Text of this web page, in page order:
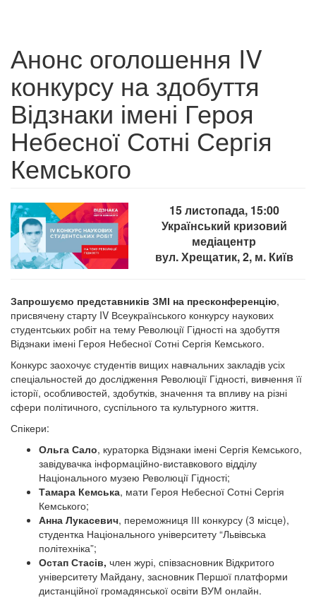
Анонс оголошення IV
конкурсу на здобуття
Відзнаки імені Героя
Небесної Сотні Сергія
Кемського
15 листопада, 15:00
Український кризовий
медіацентр
вул. Хрещатик, 2, м. Київ
Запрошуємо представників ЗМІ на пресконференцію,
присвячену старту IV Всеукраїнського конкурсу наукових
студентських робіт на тему Революції Гідності на здобуття
Відзнаки імені Героя Небесної Сотні Сергія Кемського.
Конкурс заохочує студентів вищих навчальних закладів усіх
спеціальностей до дослідження Революції Гідності, вивчення її
історії, особливостей, здобутків, значення та впливу на різні
сфери політичного, суспільного та культурного життя.
Спікери:
Ольга Сало, кураторка Відзнаки імені Сергія Кемського,
завідувачка інформаційно-виставкового відділу
Національного музею Революції Гідності;
Тамара Кемська, мати Героя Небесної Сотні Сергія
Кемського;
Анна Лукасевич, переможниця ІІІ конкурсу (3 місце),
студентка Національного університету “Львівська
політехніка”;
Остап Стасів, член журі, співзасновник Відкритого
університету Майдану, засновник Першої платформи
дистанційної громадянської освіти ВУМ онлайн.